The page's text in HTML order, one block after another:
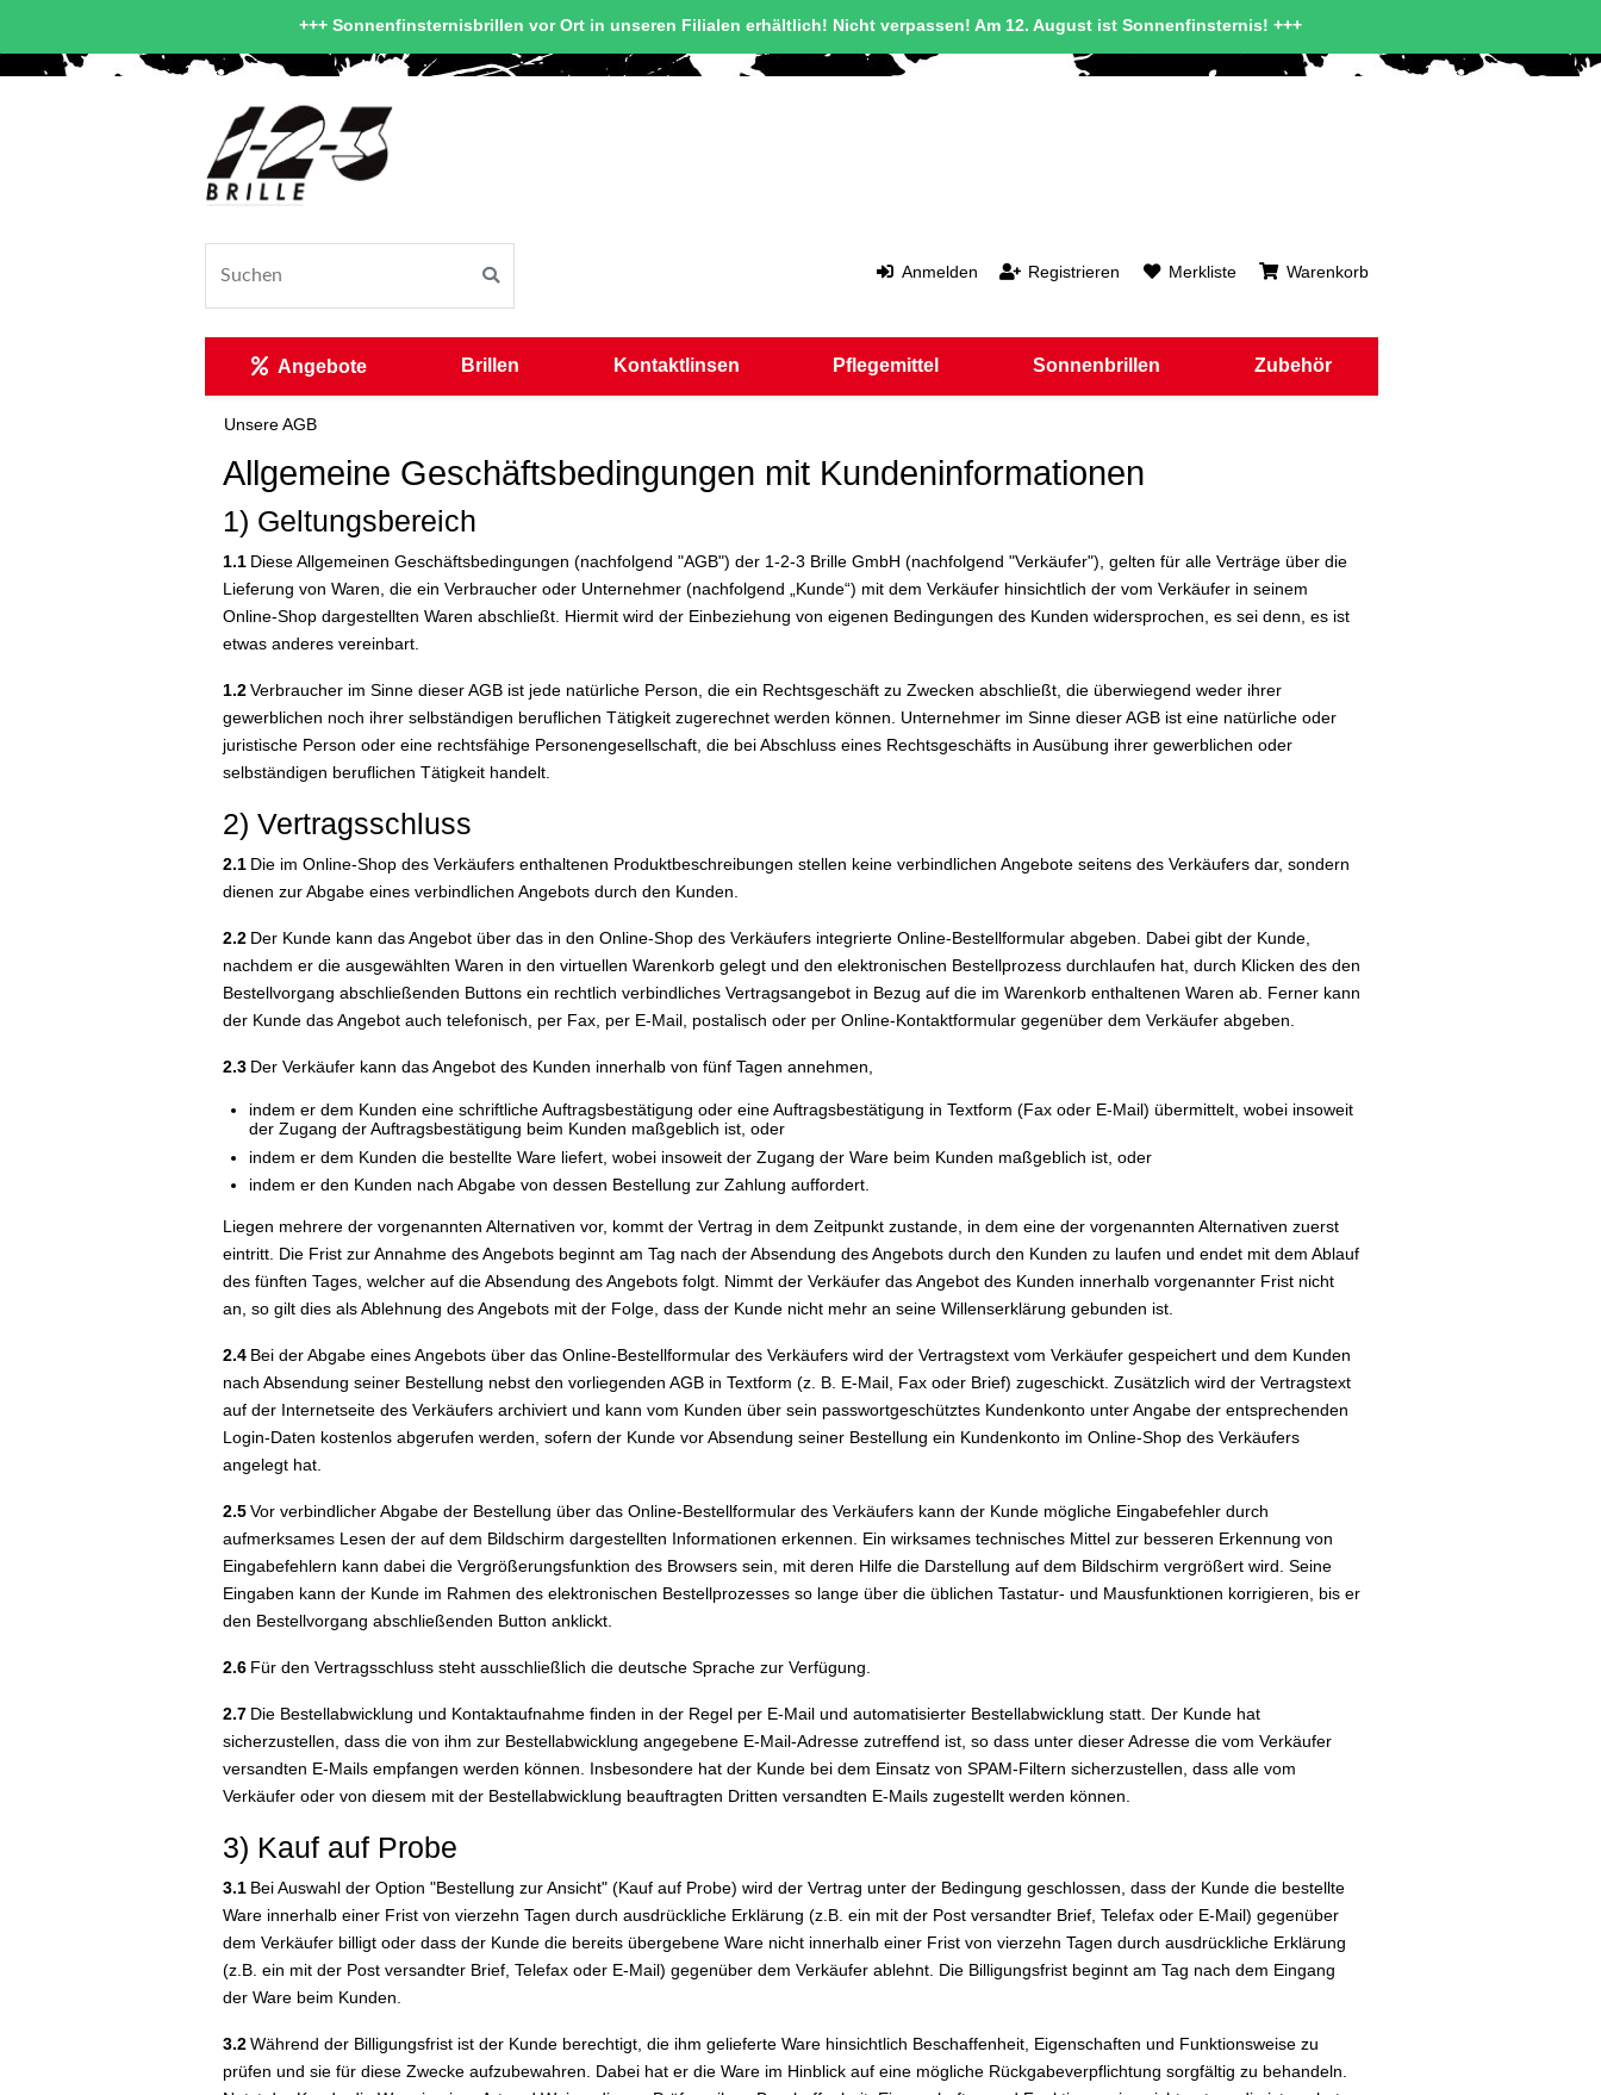
+++ Sonnenfinsternisbrillen vor Ort in unseren Filialen erhältlich! Nicht verpassen! Am 12. August ist Sonnenfinsternis! +++
Anmelden Registrieren Merkliste Warenkorb
Angebote Brillen Kontaktlinsen Pflegemittel Sonnenbrillen Zubehör
Unsere AGB
Allgemeine Geschäftsbedingungen mit Kundeninformationen
1) Geltungsbereich
1.1 Diese Allgemeinen Geschäftsbedingungen (nachfolgend "AGB") der 1-2-3 Brille GmbH (nachfolgend "Verkäufer"), gelten für alle Verträge über die
Lieferung von Waren, die ein Verbraucher oder Unternehmer (nachfolgend „Kunde“) mit dem Verkäufer hinsichtlich der vom Verkäufer in seinem
Online-Shop dargestellten Waren abschließt. Hiermit wird der Einbeziehung von eigenen Bedingungen des Kunden widersprochen, es sei denn, es ist
etwas anderes vereinbart.
1.2Verbraucher im Sinne dieser AGB ist jede natürliche Person, die ein Rechtsgeschäft zu Zwecken abschließt, die überwiegend weder ihrer
gewerblichen noch ihrer selbständigen beruflichen Tätigkeit zugerechnet werden können. Unternehmer im Sinne dieser AGB ist eine natürliche oder
juristische Person oder eine rechtsfähige Personengesellschaft, die bei Abschluss eines Rechtsgeschäfts in Ausübung ihrer gewerblichen oder
selbständigen beruflichen Tätigkeit handelt.
2) Vertragsschluss
2.1 Die im Online-Shop des Verkäufers enthaltenen Produktbeschreibungen stellen keine verbindlichen Angebote seitens des Verkäufers dar, sondern
dienen zur Abgabe eines verbindlichen Angebots durch den Kunden.
2.2 Der Kunde kann das Angebot über das in den Online-Shop des Verkäufers integrierte Online-Bestellformular abgeben. Dabei gibt der Kunde,
nachdem er die ausgewählten Waren in den virtuellen Warenkorb gelegt und den elektronischen Bestellprozess durchlaufen hat, durch Klicken des den
Bestellvorgang abschließenden Buttons ein rechtlich verbindliches Vertragsangebot in Bezug auf die im Warenkorb enthaltenen Waren ab. Ferner kann
der Kunde das Angebot auch telefonisch, per Fax, per E-Mail, postalisch oder per Online-Kontaktformular gegenüber dem Verkäufer abgeben.
2.3 Der Verkäufer kann das Angebot des Kunden innerhalb von fünf Tagen annehmen,
indem er dem Kunden eine schriftliche Auftragsbestätigung oder eine Auftragsbestätigung in Textform (Fax oder E-Mail) übermittelt, wobei insoweit
der Zugang der Auftragsbestätigung beim Kunden maßgeblich ist, oder
indem er dem Kunden die bestellte Ware liefert, wobei insoweit der Zugang der Ware beim Kunden maßgeblich ist, oder
indem er den Kunden nach Abgabe von dessen Bestellung zur Zahlung auffordert.
Liegen mehrere der vorgenannten Alternativen vor, kommt der Vertrag in dem Zeitpunkt zustande, in dem eine der vorgenannten Alternativen zuerst
eintritt. Die Frist zur Annahme des Angebots beginnt am Tag nach der Absendung des Angebots durch den Kunden zu laufen und endet mit dem Ablauf
des fünften Tages, welcher auf die Absendung des Angebots folgt. Nimmt der Verkäufer das Angebot des Kunden innerhalb vorgenannter Frist nicht
an, so gilt dies als Ablehnung des Angebots mit der Folge, dass der Kunde nicht mehr an seine Willenserklärung gebunden ist.
2.4 Bei der Abgabe eines Angebots über das Online-Bestellformular des Verkäufers wird der Vertragstext vom Verkäufer gespeichert und dem Kunden
nach Absendung seiner Bestellung nebst den vorliegenden AGB in Textform (z. B. E-Mail, Fax oder Brief) zugeschickt. Zusätzlich wird der Vertragstext
auf der Internetseite des Verkäufers archiviert und kann vom Kunden über sein passwortgeschütztes Kundenkonto unter Angabe der entsprechenden
Login-Daten kostenlos abgerufen werden, sofern der Kunde vor Absendung seiner Bestellung ein Kundenkonto im Online-Shop des Verkäufers
angelegt hat.
2.5Vor verbindlicher Abgabe der Bestellung über das Online-Bestellformular des Verkäufers kann der Kunde mögliche Eingabefehler durch
aufmerksames Lesen der auf dem Bildschirm dargestellten Informationen erkennen. Ein wirksames technisches Mittel zur besseren Erkennung von
Eingabefehlern kann dabei die Vergrößerungsfunktion des Browsers sein, mit deren Hilfe die Darstellung auf dem Bildschirm vergrößert wird. Seine
Eingaben kann der Kunde im Rahmen des elektronischen Bestellprozesses so lange über die üblichen Tastatur- und Mausfunktionen korrigieren, bis er
den Bestellvorgang abschließenden Button anklickt.
2.6 Für den Vertragsschluss steht ausschließlich die deutsche Sprache zur Verfügung.
2.7 Die Bestellabwicklung und Kontaktaufnahme finden in der Regel per E-Mail und automatisierter Bestellabwicklung statt. Der Kunde hat
sicherzustellen, dass die von ihm zur Bestellabwicklung angegebene E-Mail-Adresse zutreffend ist, so dass unter dieser Adresse die vom Verkäufer
versandten E-Mails empfangen werden können. Insbesondere hat der Kunde bei dem Einsatz von SPAM-Filtern sicherzustellen, dass alle vom
Verkäufer oder von diesem mit der Bestellabwicklung beauftragten Dritten versandten E-Mails zugestellt werden können.
3) Kauf auf Probe
3.1 Bei Auswahl der Option "Bestellung zur Ansicht" (Kauf auf Probe) wird der Vertrag unter der Bedingung geschlossen, dass der Kunde die bestellte
Ware innerhalb einer Frist von vierzehn Tagen durch ausdrückliche Erklärung (z.B. ein mit der Post versandter Brief, Telefax oder E-Mail) gegenüber
dem Verkäufer billigt oder dass der Kunde die bereits übergebene Ware nicht innerhalb einer Frist von vierzehn Tagen durch ausdrückliche Erklärung
(z.B. ein mit der Post versandter Brief, Telefax oder E-Mail) gegenüber dem Verkäufer ablehnt. Die Billigungsfrist beginnt am Tag nach dem Eingang
der Ware beim Kunden.
3.2Während der Billigungsfrist ist der Kunde berechtigt, die ihm gelieferte Ware hinsichtlich Beschaffenheit, Eigenschaften und Funktionsweise zu
prüfen und sie für diese Zwecke aufzubewahren. Dabei hat er die Ware im Hinblick auf eine mögliche Rückgabeverpflichtung sorgfältig zu behandeln.